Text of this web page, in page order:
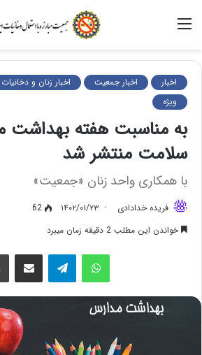
اخبار اخبار جمعیت اخبار زنان و دخانیات
ویژه
به مناسبت هفته بهداشت
سلامت منتشر شد
با همکاری واحد زنان «جمعیت»
فریده خدادادی ۱۴۰۲/۰۱/۲۳
62
خواندن این مطلب 2 دقیقه زمان میبرد
واتس آپ اشتراک گذاری از طریق ایمیل